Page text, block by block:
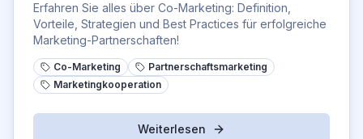
Erfahren Sie alles über Co-Marketing: Definition,
Vorteile, Strategien und Best Practices für erfolgreiche
Marketing-Partnerschaften!
Co-Marketing
Partnerschaftsmarketing
Marketingkooperation
Weiterlesen